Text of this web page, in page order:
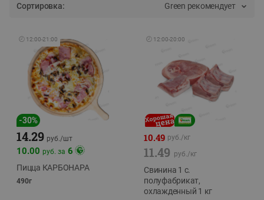
Сортировка: Green рекомендует
🕘 12:00-21:00
-30%
14.29 руб./шт
10.00 руб. за 6
Пицца КАРБОНАРА
490г
🕘 12:00-20:00
10.49 руб./кг
11.49 руб./кг
Свинина 1 с.
полуфабрикат,
охлажденный 1 кг